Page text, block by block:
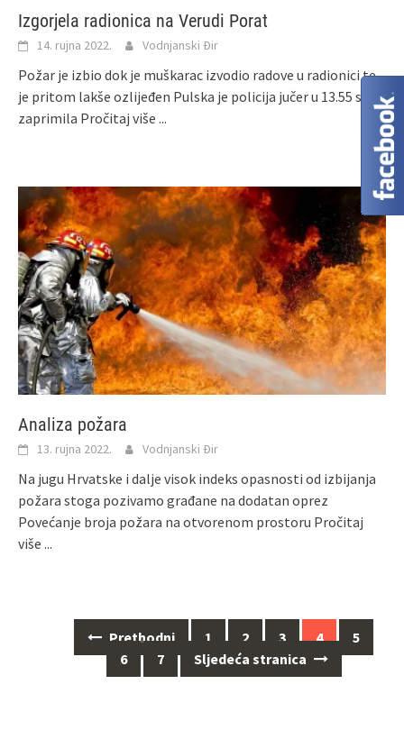
Izgorjela radionica na Verudi Porat
14. rujna 2022. Vodnjanski Đir
Požar je izbio dok je muškarac izvodio radove u radionici te
je pritom lakše ozlijeđen Pulska je policija jučer u 13.55 sati
zaprimila Pročitaj više ...
Analiza požara
13. rujna 2022. Vodnjanski Đir
Na jugu Hrvatske i dalje visok indeks opasnosti od izbijanja
požara stoga pozivamo građane na dodatan oprez
Povećanje broja požara na otvorenom prostoru Pročitaj
više ...
Navigacija
Prethodni 1 2 3 4
5
6
7 Sljedeća stranica